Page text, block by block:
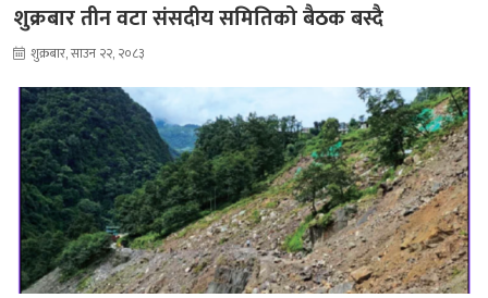
शुक्रबार तीन वटा संसदीय समितिको बैठक बस्दै
शुक्रबार, साउन २२, २०८३